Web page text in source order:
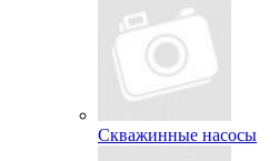
Скважинные насосы